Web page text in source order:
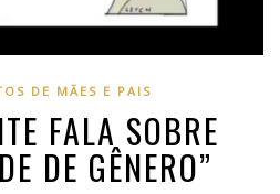
DE MÃES E PAIS
FALA SOBRE
DE GÊNERO”